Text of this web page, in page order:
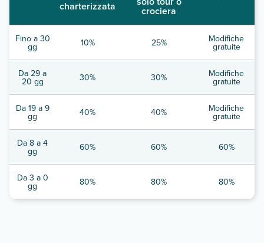
charterizzata crociera
Fino a 30
gg 10% 25% Modifiche
gratuite
Da 29 a
20 gg 30% 30% Modifiche
gratuite
Da 19 a 9
gg 40% 40% Modifiche
gratuite
Da 8 a 4
gg 60% 60% 60%
Da 3 a 0
gg 80% 80% 80%